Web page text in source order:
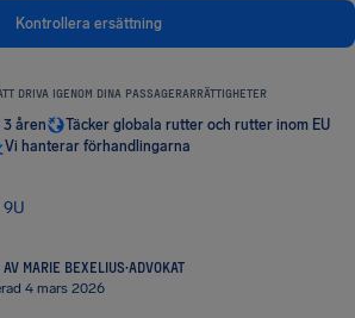
Kontrollera ersättning
DRIVA IGENOM DINA PASSAGERARRÄTTIGHETER
3 åren
Täcker globala rutter och rutter inom EU
Vi hanterar förhandlingarna
9U
AV MARIE BEXELIUS·ADVOKAT
4 mars 2026